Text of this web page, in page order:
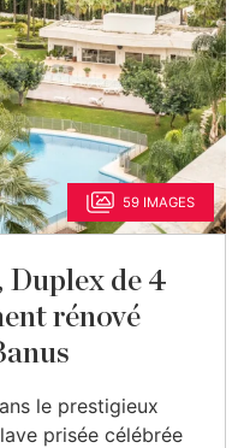
59 IMAGES
de 4
rénové
le prestigieux
prisée célébrée